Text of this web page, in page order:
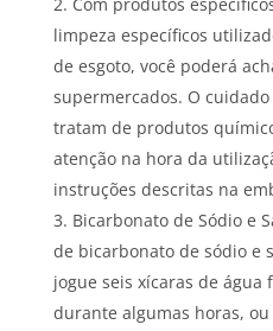
limpeza específicos
de esgoto, você poderá
supermercados. O
tratam de produtos
atenção na hora da
instruções descritas na
Bicarbonato de Sódio e
de bicarbonato de sódio e
jogue seis xícaras de água
durante algumas horas,